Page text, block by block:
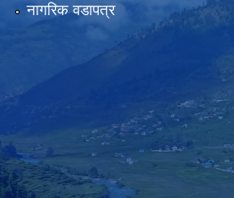
नागरिक वडापत्र